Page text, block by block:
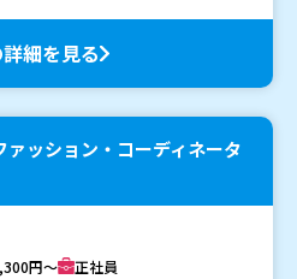
細を見る
ッション・コーディネータ
円～ 正社員